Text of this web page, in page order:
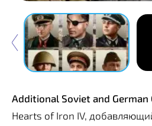
Additional Soviet and German
Hearts of Iron IV,